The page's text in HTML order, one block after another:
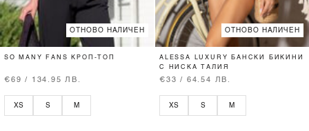
ОТНОВО НАЛИЧЕН
SO MANY FANS КРОП-ТОП
€69 / 134.95 ЛВ.
XS S M
ОТНОВО НАЛИЧЕН
ALESSA LUXURY БАНСКИ БИКИНИ
С НИСКА ТАЛИЯ
€33 / 64.54 ЛВ.
XS S M